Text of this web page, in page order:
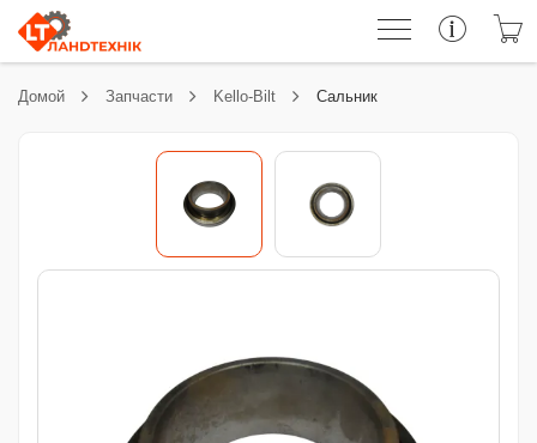
Домой Запчасти Kello-Bilt Сальник